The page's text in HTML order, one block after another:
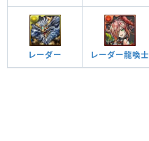
レーダー レーダー龍喚士